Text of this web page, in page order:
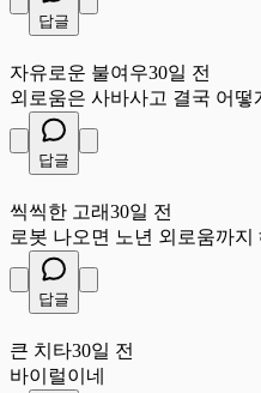
답글
자유로운 불여우30일 전
외로움은 사바사고 결국 어
답글
씩씩한 고래30일 전
로봇 나오면 노년 외로움까
답글
큰 치타30일 전
바이럴이네